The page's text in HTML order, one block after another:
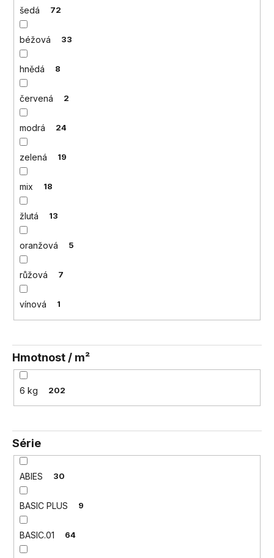
šedá 72
béžová 33
hnědá 8
červená 2
modrá 24
zelená 19
mix 18
žlutá 13
oranžová 5
růžová 7
vínová 1
Hmotnost / m²
6 kg 202
Série
ABIES 30
BASIC PLUS 9
BASIC.01 64
m